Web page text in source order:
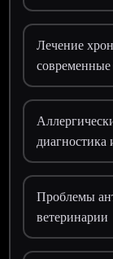
Лечение
диагностика
Проблемы
ветеринарии